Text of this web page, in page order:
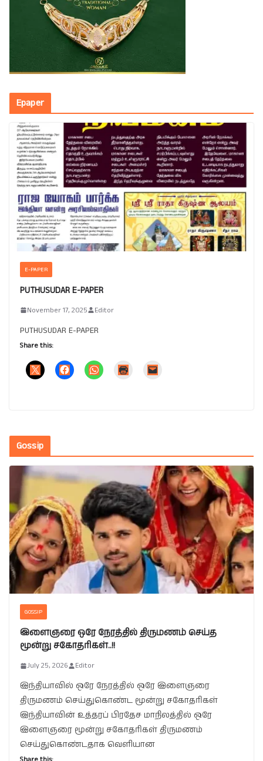
Epaper
E-PAPER
PUTHUSUDAR E-PAPER
November 17, 2025 Editor
PUTHUSUDAR E-PAPER
Share this:
Gossip
GOSSIP
இளைஞரை ஒரே நேரத்தில் திருமணம் செய்த
மூன்று சகோதரிகள்..!!
July 25, 2026 Editor
இந்தியாவில் ஒரே நேரத்தில் ஒரே இளைஞரை
திருமணம் செய்துகொண்ட மூன்று சகோதரிகள்
இந்தியாவின் உத்தரப் பிரதேச மாநிலத்தில் ஒரே
இளைஞரை மூன்று சகோதரிகள் திருமணம்
செய்துகொண்டதாக வெளியான